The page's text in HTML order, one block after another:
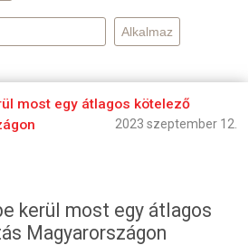
most egy átlagos kötelező
2023 szeptember 12.
kerül most egy átlagos
Magyarországon